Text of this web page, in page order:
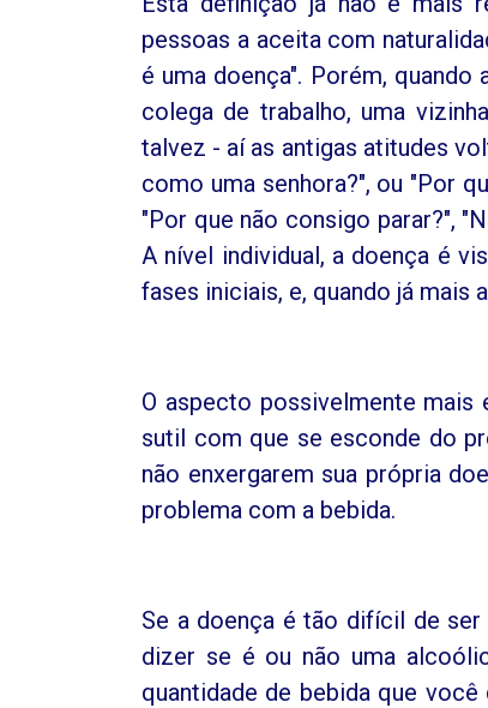
pessoas a aceita com
é uma doença". Porém,
colega de trabalho, uma
talvez - aí as antigas atitudes
como uma senhora?", ou "Por
"Por que não consigo parar?",
A nível individual, a doença é
fases iniciais, e, quando já mais
O aspecto possivelmente
sutil com que se esconde do
não enxergarem sua própria
problema com a bebida.
Se a doença é tão difícil de
dizer se é ou não uma
quantidade de bebida que